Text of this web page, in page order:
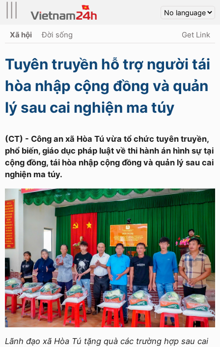
Xã hội Đời sống Get Link
Tuyên truyền hỗ trợ người tái
hòa nhập cộng đồng và quản
lý sau cai nghiện ma túy
(CT) - Công an xã Hòa Tú vừa tổ chức tuyên truyền,
phổ biến, giáo dục pháp luật về thi hành án hình sự tại
cộng đồng, tái hòa nhập cộng đồng và quản lý sau cai
nghiện ma túy.
Lãnh đạo xã Hòa Tú tặng quà các trường hợp sau cai